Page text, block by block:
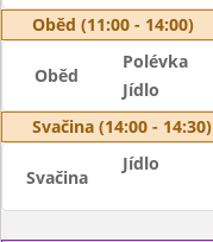
Oběd (11:00 - 14:00)
Oběd
Polévka
Jídlo
Svačina (14:00 - 14:30)
Svačina
Jídlo